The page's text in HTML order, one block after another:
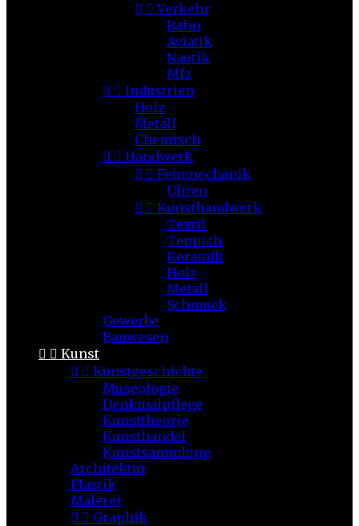
  Verkehr
Bahn
Aviatik
Nautik
Mfz
  Industrien
Holz
Metall
Chemisch
  Handwerk
  Feinmechanik
Uhren
  Kunsthandwerk
Textil
Teppich
Keramik
Holz
Metall
Schmuck
Gewerbe
Bauwesen
  Kunst
  Kunstgeschichte
Museologie
Denkmalpflege
Kunsttheorie
Kunsthandel
Kunstsammlung
Architektur
Plastik
Malerei
  Graphik